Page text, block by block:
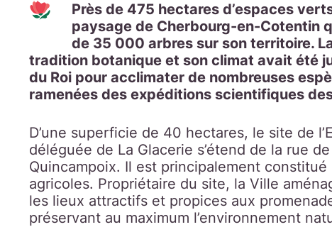
Près de 475 hectares d’espaces
paysage de Cherbourg-en-Cotentin
de 35 000 arbres sur son territoire.
tradition botanique et son climat avait été
du Roi pour acclimater de nombreuses
ramenées des expéditions scientifiques
D’une superficie de 40 hectares, le site de
déléguée de La Glacerie s’étend de la rue
Quincampoix. Il est principalement
agricoles. Propriétaire du site, la Ville
les lieux attractifs et propices aux
préservant au maximum l’environnement